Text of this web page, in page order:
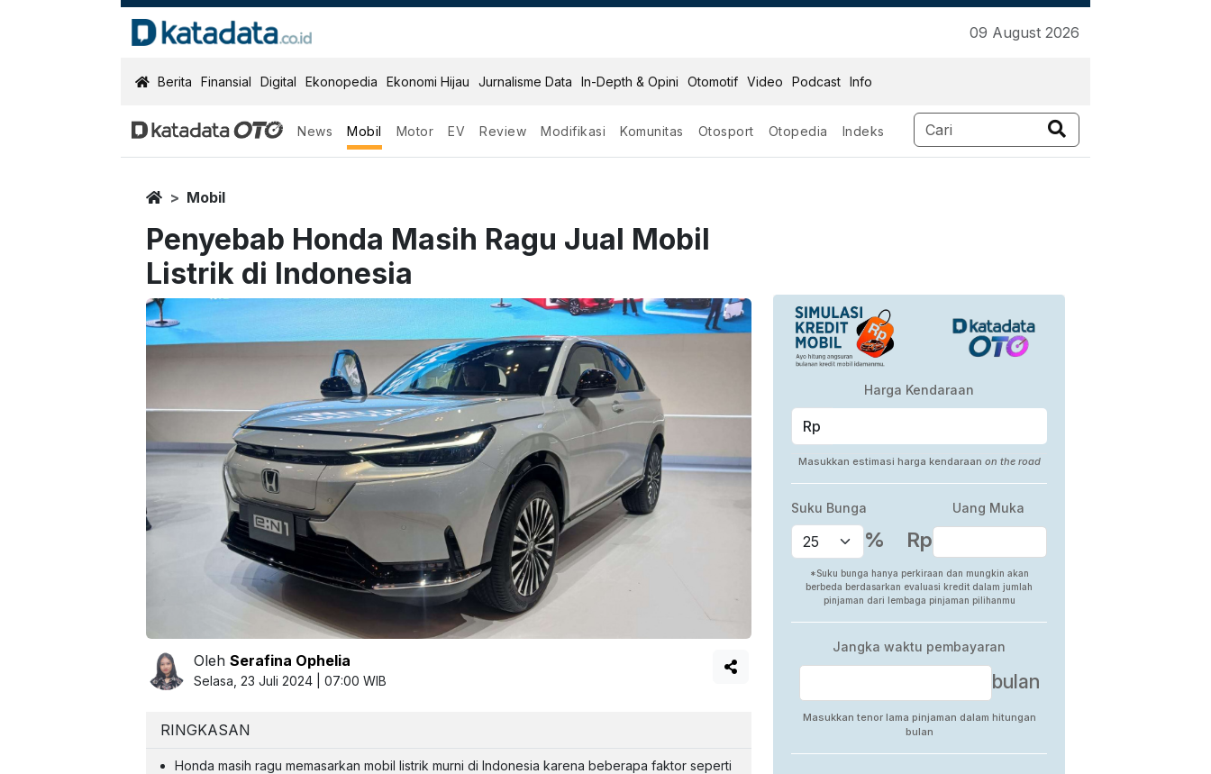
09 August 2026
KatadataOTO
Berita Finansial Digital Ekonopedia Ekonomi Hijau Jurnalisme Data In-Depth & Opini Otomotif Video Podcast Info
News Mobil Motor EV Review Modifikasi Komunitas Otosport Otopedia Indeks
HomeMobil
Penyebab Honda Masih Ragu Jual Mobil
Listrik di Indonesia
OlehSerafina Ophelia
Selasa, 23 Juli 2024 | 07:00 WIB
RINGKASAN
Honda masih ragu memasarkan mobil listrik murni di Indonesia karena beberapa faktor seperti